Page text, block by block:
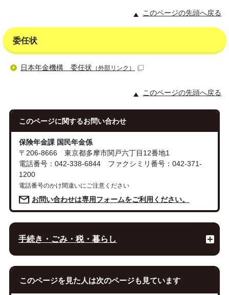
このページの先頭へ戻る
委任状
日本年金機構 委任状 （外部リンク）
このページの先頭へ戻る
このページに関するお問い合わせ
保険年金課 国民年金係
〒206-8666 東京都多摩市関戸六丁目12番地1
電話番号：042-338-6844 ファクシミリ番号：042-371-
1200
電話番号のかけ間違いにご注意ください
お問い合わせは専用フォームをご利用ください。
手続き・ごみ・税・暮らし
このページを見た人は次のページも見ています